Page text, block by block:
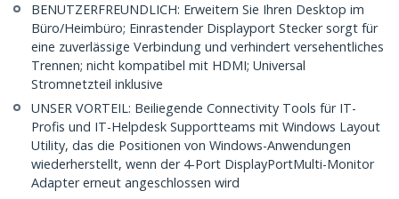
BENUTZERFREUNDLICH: Erweitern Sie Ihren Desktop im
Büro/Heimbüro; Einrastender Displayport Stecker sorgt für
eine zuverlässige Verbindung und verhindert versehentliches
Trennen; nicht kompatibel mit HDMI; Universal
Stromnetzteil inklusive
UNSER VORTEIL: Beiliegende Connectivity Tools für IT-
Profis und IT-Helpdesk Supportteams mit Windows Layout
Utility, das die Positionen von Windows-Anwendungen
wiederherstellt, wenn der 4-Port DisplayPortMulti-Monitor
Adapter erneut angeschlossen wird